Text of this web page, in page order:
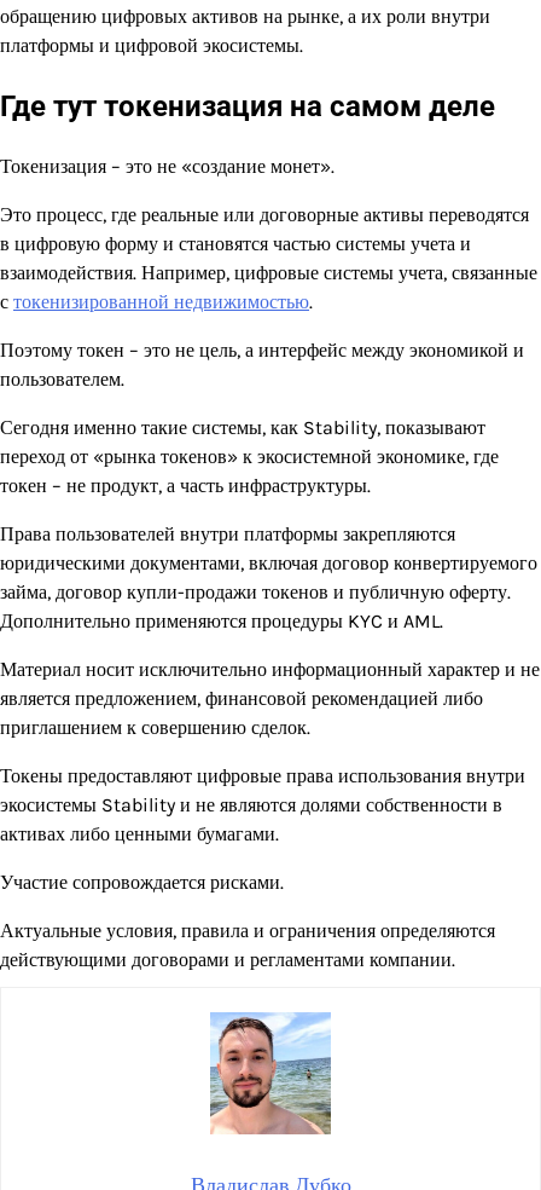
обращению цифровых активов на рынке, а их роли внутри
платформы и цифровой экосистемы.
Где тут токенизация на самом деле
Токенизация – это не «создание монет».
Это процесс, где реальные или договорные активы переводятся
в цифровую форму и становятся частью системы учета и
взаимодействия. Например, цифровые системы учета, связанные
с токенизированной недвижимостью.
Поэтому токен – это не цель, а интерфейс между экономикой и
пользователем.
Сегодня именно такие системы, как Stability, показывают
переход от «рынка токенов» к экосистемной экономике, где
токен – не продукт, а часть инфраструктуры.
Права пользователей внутри платформы закрепляются
юридическими документами, включая договор конвертируемого
займа, договор купли-продажи токенов и публичную оферту.
Дополнительно применяются процедуры KYC и AML.
Материал носит исключительно информационный характер и не
является предложением, финансовой рекомендацией либо
приглашением к совершению сделок.
Токены предоставляют цифровые права использования внутри
экосистемы Stability и не являются долями собственности в
активах либо ценными бумагами.
Участие сопровождается рисками.
Актуальные условия, правила и ограничения определяются
действующими договорами и регламентами компании.
Владислав Дубко